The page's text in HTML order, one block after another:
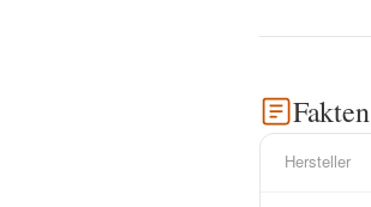
Fakten
Hersteller